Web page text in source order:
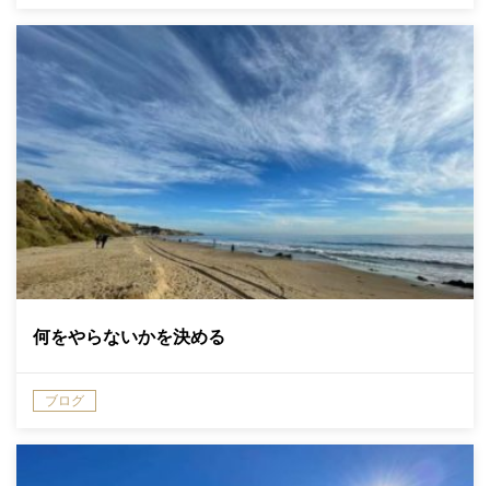
何をやらないかを決める
ブログ